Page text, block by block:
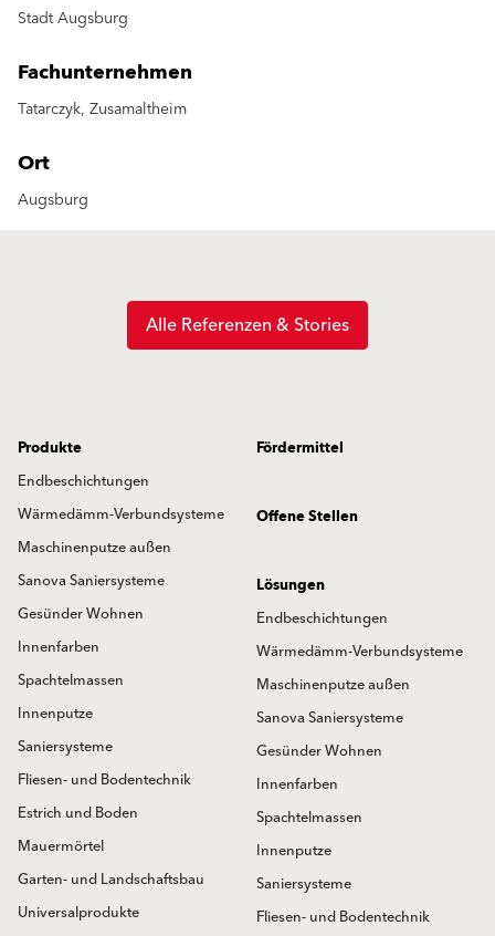
Stadt Augsburg
Fachunternehmen
Tatarczyk, Zusamaltheim
Ort
Augsburg
Alle Referenzen & Stories
Produkte
Endbeschichtungen
Wärmedämm-Verbundsysteme
Maschinenputze außen
Sanova Saniersysteme
Gesünder Wohnen
Innenfarben
Spachtelmassen
Innenputze
Saniersysteme
Fliesen- und Bodentechnik
Estrich und Boden
Mauermörtel
Garten- und Landschaftsbau
Universalprodukte
Fördermittel
Offene Stellen
Lösungen
Endbeschichtungen
Wärmedämm-Verbundsysteme
Maschinenputze außen
Sanova Saniersysteme
Gesünder Wohnen
Innenfarben
Spachtelmassen
Innenputze
Saniersysteme
Fliesen- und Bodentechnik